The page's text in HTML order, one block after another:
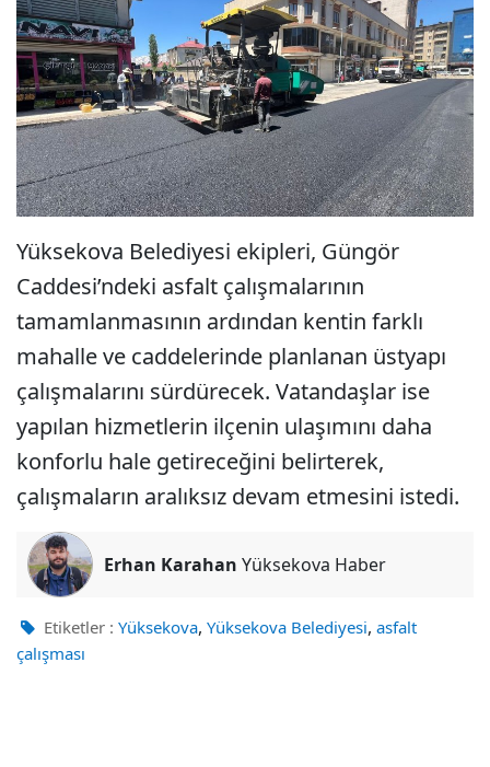
Yüksekova Belediyesi ekipleri, Güngör
Caddesi’ndeki asfalt çalışmalarının
tamamlanmasının ardından kentin farklı
mahalle ve caddelerinde planlanan üstyapı
çalışmalarını sürdürecek. Vatandaşlar ise
yapılan hizmetlerin ilçenin ulaşımını daha
konforlu hale getireceğini belirterek,
çalışmaların aralıksız devam etmesini istedi.
Erhan Karahan Yüksekova Haber
Etiketler : Yüksekova, Yüksekova Belediyesi, asfalt
çalışması